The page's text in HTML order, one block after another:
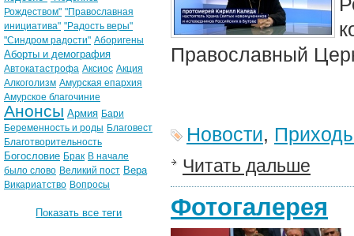
Православный
Новости,
Читать дальше
Фотогалерея
Рождеством" "Православная
инициатива" "Радость веры"
"Синдром радости" Аборигены
Аборты и демография
Автокатастрофа Аксиос Акция
Алкоголизм Амурская епархия
Амурское благочиние
Анонсы Армия Бари
Беременность и роды Благовест
Благотворительность
Богословие Брак В начале
было слово Великий пост Вера
Викариатство Вопросы
Показать все теги